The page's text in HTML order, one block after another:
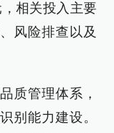
相关投入主要
风险排查以及
质管理体系，
别能力建设。